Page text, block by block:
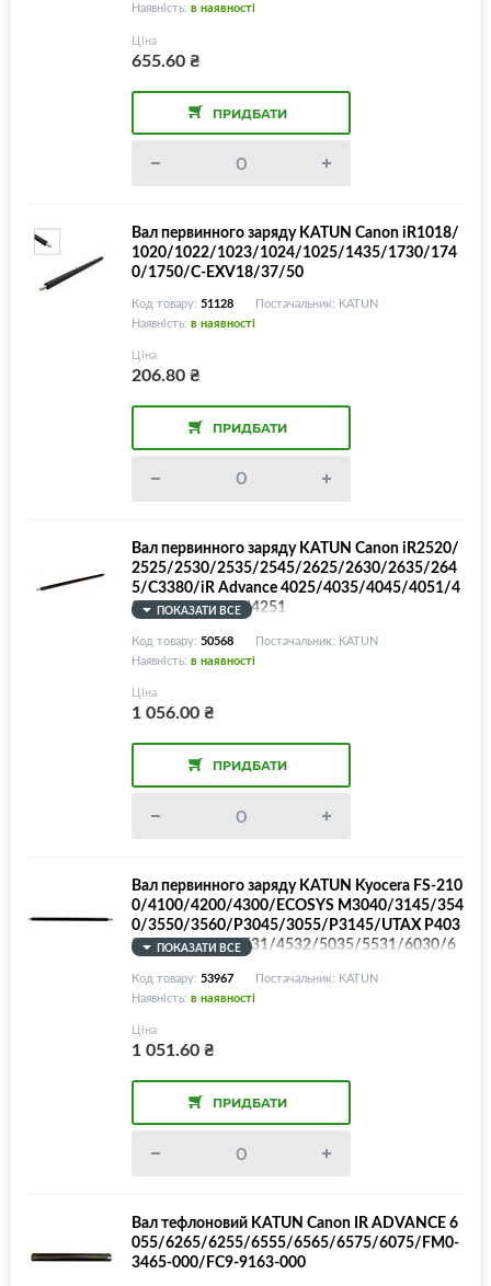
Наявність: в наявності
Ціна
655.60₴
ПРИДБАТИ
Вал первинного заряду KATUN Canon iR1018/
1020/1022/1023/1024/1025/1435/1730/174
0/1750/C-EXV18/37/50
Код товару: 51128
Постачальник: KATUN
Наявність: в наявності
Ціна
206.80₴
ПРИДБАТИ
Вал первинного заряду KATUN Canon iR2520/
2525/2530/2535/2545/2625/2630/2635/264
5/C3380/iR Advance 4025/4035/4045/4051/4
225/4235/4245/4251
ПОКАЗАТИ ВСЕ
Код товару: 50568
Постачальник: KATUN
Наявність: в наявності
Ціна
1 056.00₴
ПРИДБАТИ
Вал первинного заряду KATUN Kyocera FS-210
0/4100/4200/4300/ECOSYS M3040/3145/354
0/3550/3560/P3045/3055/P3145/UTAX P403
0/4035/4530/4531/4532/5035/5531/6030/6
035/MC3100-PCR/N0049279/302LV93010/2L
V93010
ПОКАЗАТИ ВСЕ
Код товару: 53967
Постачальник: KATUN
Наявність: в наявності
Ціна
1 051.60₴
ПРИДБАТИ
Вал тефлоновий KATUN Canon IR ADVANCE 6
055/6265/6255/6555/6565/6575/6075/FM0-
3465-000/FC9-9163-000